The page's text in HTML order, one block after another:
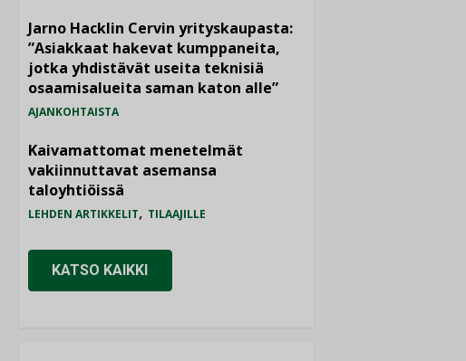
Jarno Hacklin Cervin yrityskaupasta:
”Asiakkaat hakevat kumppaneita,
jotka yhdistävät useita teknisiä
osaamisalueita saman katon alle”
AJANKOHTAISTA
Kaivamattomat menetelmät
vakiinnuttavat asemansa
taloyhtiöissä
LEHDEN ARTIKKELIT, TILAAJILLE
KATSO KAIKKI